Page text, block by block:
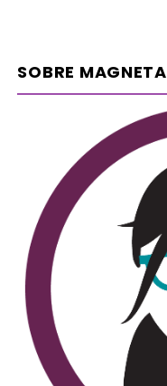
SOBRE MAGNETA